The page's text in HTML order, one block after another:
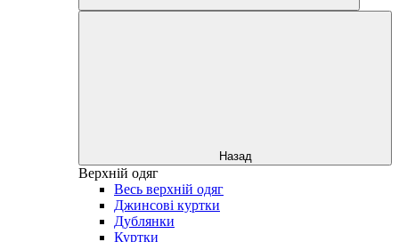
Назад
Верхній одяг
Весь верхній одяг
Джинсові куртки
Дублянки
Куртки